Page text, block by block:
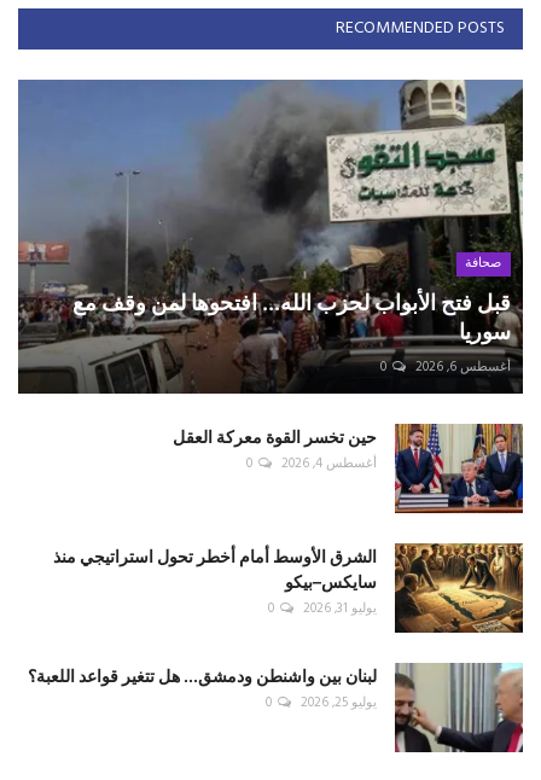
RECOMMENDED POSTS
صحافة
قبل فتح الأبواب لحزب الله... افتحوها لمن وقف مع
سوريا
أغسطس 6, 2026 0
حين تخسر القوة معركة العقل
أغسطس 4, 2026 0
الشرق الأوسط أمام أخطر تحول استراتيجي منذ
سايكس–بيكو
يوليو 31, 2026 0
لبنان بين واشنطن ودمشق... هل تتغير قواعد اللعبة؟
يوليو 25, 2026 0